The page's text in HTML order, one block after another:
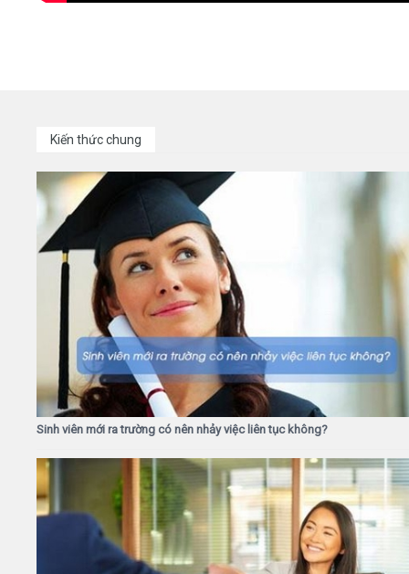
Kiến thức chung
Sinh viên mới ra trường có nên nhảy việc liên tục không?